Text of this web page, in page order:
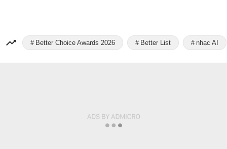
Better Choice Awards 2026 Better List nhạc AI